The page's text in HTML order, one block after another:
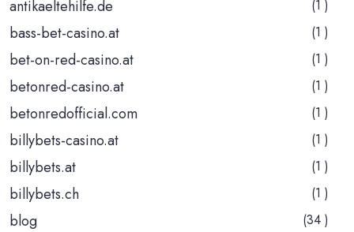
antikaeltehilfe.de (1 )
bass-bet-casino.at (1 )
bet-on-red-casino.at (1 )
betonred-casino.at (1 )
betonredofficial.com (1 )
billybets-casino.at (1 )
billybets.at (1 )
billybets.ch (1 )
blog (34 )